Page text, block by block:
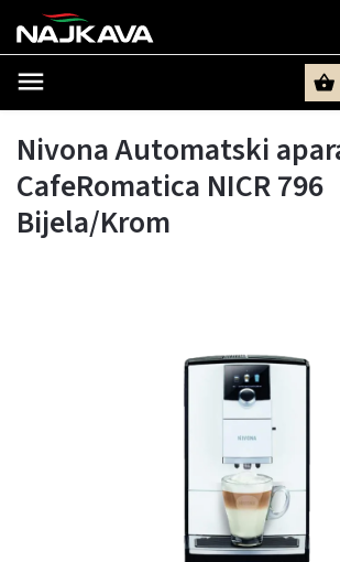
Nivona Automatski
CafeRomatica NICR 796
Bijela/Krom